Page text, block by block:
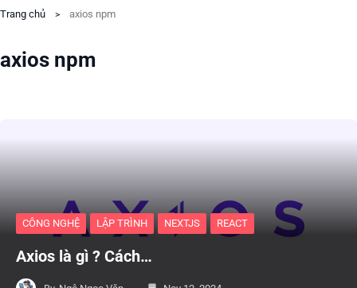
Trang chủ axios npm
axios npm
CÔNG NGHỆ LẬP TRÌNH NEXTJS REACT
Axios là gì ? Cách…